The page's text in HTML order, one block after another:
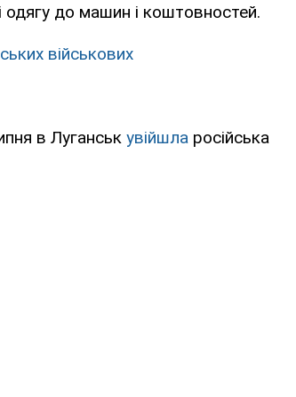
одягу до машин і коштовностей.
військових
в Луганськ увійшла російська